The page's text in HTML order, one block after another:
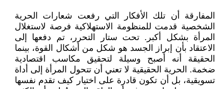
المفارقة أن تلك الأفكار التي رفعت شعارات الحرية
الشخصية قدمت للمنظومة الاستهلاكية فرصة لاستغلال
المرأة بشكل أكبر. تحت ستار التحرر، تم دفعها إلى
الاعتقاد بأن إبراز الجسد هو شكل من أشكال القوة، بينما
الحقيقة أنه أصبح وسيلة لتحقيق مكاسب اقتصادية
ضخمة. الحرية الحقيقية لا تعني أن تتحول المرأة إلى أداة
تسويقية، بل أن تكون قادرة على اختيار كيف تقدم نفسها